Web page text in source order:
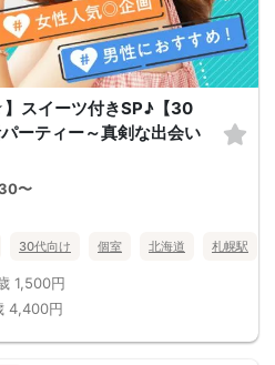
スイーツ付きSP♪【30
ーティー～真剣な出会い
〜
30代向け 個室 北海道 札幌駅
1,500円
4,400円